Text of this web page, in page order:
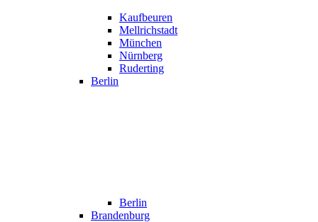
Kaufbeuren
Mellrichstadt
München
Nürnberg
Ruderting
Berlin
Berlin
Brandenburg